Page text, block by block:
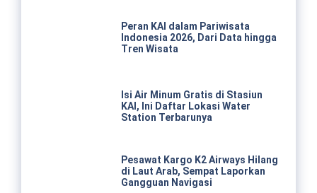
Peran KAI dalam Pariwisata
Indonesia 2026, Dari Data hingga
Tren Wisata
Isi Air Minum Gratis di Stasiun
KAI, Ini Daftar Lokasi Water
Station Terbarunya
Pesawat Kargo K2 Airways Hilang
di Laut Arab, Sempat Laporkan
Gangguan Navigasi